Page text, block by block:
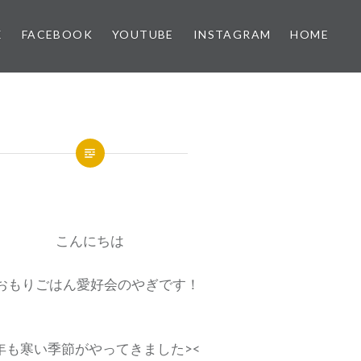
FACEBOOK YOUTUBE INSTAGRAM HOME
こんにちは
もりごはん愛好会のやぎです！
も寒い季節がやってきました><